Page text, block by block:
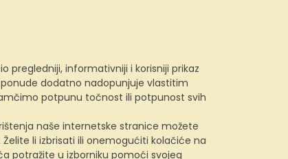
pregledniji, informativniji i korisniji prikaz
dodatno nadopunjuje vlastitim
potpunu točnost ili potpunost svih
naše internetske stranice možete
li izbrisati ili onemogućiti kolačiće na
potražite u izborniku pomoći svojeg